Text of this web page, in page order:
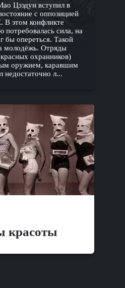
Цзэдун вступил в
с оппозицией
В этом конфликте
потребовалась сила, на
бы опереться. Такой
молодёжь. Отряды
охранников)
оружием, каравшим
недостаточно л...
красоты